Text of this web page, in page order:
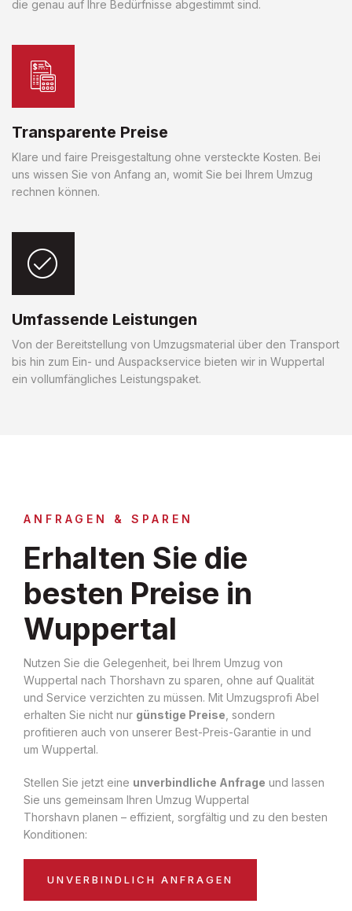
die genau auf Ihre Bedürfnisse abgestimmt sind.
Transparente Preise
Klare und faire Preisgestaltung ohne versteckte Kosten. Bei
uns wissen Sie von Anfang an, womit Sie bei Ihrem Umzug
rechnen können.
Umfassende Leistungen
Von der Bereitstellung von Umzugsmaterial über den Transport
bis hin zum Ein- und Auspackservice bieten wir in Wuppertal
ein vollumfängliches Leistungspaket.
ANFRAGEN & SPAREN
Erhalten Sie die
besten Preise in
Wuppertal
Nutzen Sie die Gelegenheit, bei Ihrem Umzug von
Wuppertal nach Thorshavn zu sparen, ohne auf Qualität
und Service verzichten zu müssen. Mit Umzugsprofi Abel
erhalten Sie nicht nur günstige Preise , sondern
profitieren auch von unserer Best-Preis-Garantie in und
um Wuppertal.
Stellen Sie jetzt eine unverbindliche Anfrage und lassen
Sie uns gemeinsam Ihren Umzug Wuppertal
Thorshavn planen – effizient, sorgfältig und zu den besten
Konditionen:
UNVERBINDLICH ANFRAGEN